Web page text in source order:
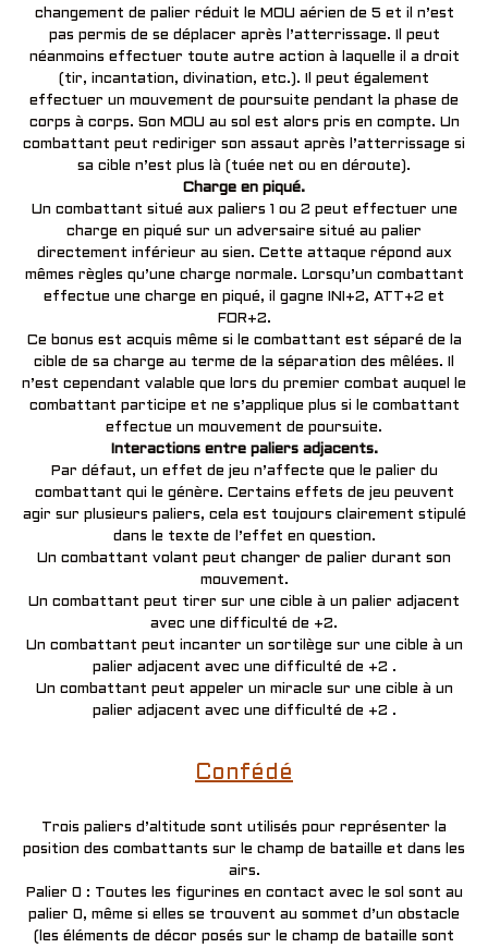
changement de palier réduit le MOU aérien de 5 et il n’est
pas permis de se déplacer après l’atterrissage. Il peut
néanmoins effectuer toute autre action à laquelle il a droit
(tir, incantation, divination, etc.). Il peut également
effectuer un mouvement de poursuite pendant la phase de
corps à corps. Son MOU au sol est alors pris en compte. Un
combattant peut rediriger son assaut après l’atterrissage si
sa cible n’est plus là (tuée net ou en déroute).
Charge en piqué.
Un combattant situé aux paliers 1 ou 2 peut effectuer une
charge en piqué sur un adversaire situé au palier
directement inférieur au sien. Cette attaque répond aux
mêmes règles qu’une charge normale. Lorsqu’un combattant
effectue une charge en piqué, il gagne INI+2, ATT+2 et
FOR+2.
Ce bonus est acquis même si le combattant est séparé de la
cible de sa charge au terme de la séparation des mêlées. Il
n’est cependant valable que lors du premier combat auquel le
combattant participe et ne s’applique plus si le combattant
effectue un mouvement de poursuite.
Interactions entre paliers adjacents.
Par défaut, un effet de jeu n’affecte que le palier du
combattant qui le génère. Certains effets de jeu peuvent
agir sur plusieurs paliers, cela est toujours clairement stipulé
dans le texte de l’effet en question.
Un combattant volant peut changer de palier durant son
mouvement.
Un combattant peut tirer sur une cible à un palier adjacent
avec une difficulté de +2.
Un combattant peut incanter un sortilège sur une cible à un
palier adjacent avec une difficulté de +2 .
Un combattant peut appeler un miracle sur une cible à un
palier adjacent avec une difficulté de +2 .
Confédé
Trois paliers d’altitude sont utilisés pour représenter la
position des combattants sur le champ de bataille et dans les
airs.
Palier 0 : Toutes les figurines en contact avec le sol sont au
palier 0, même si elles se trouvent au sommet d’un obstacle
(les éléments de décor posés sur le champ de bataille sont